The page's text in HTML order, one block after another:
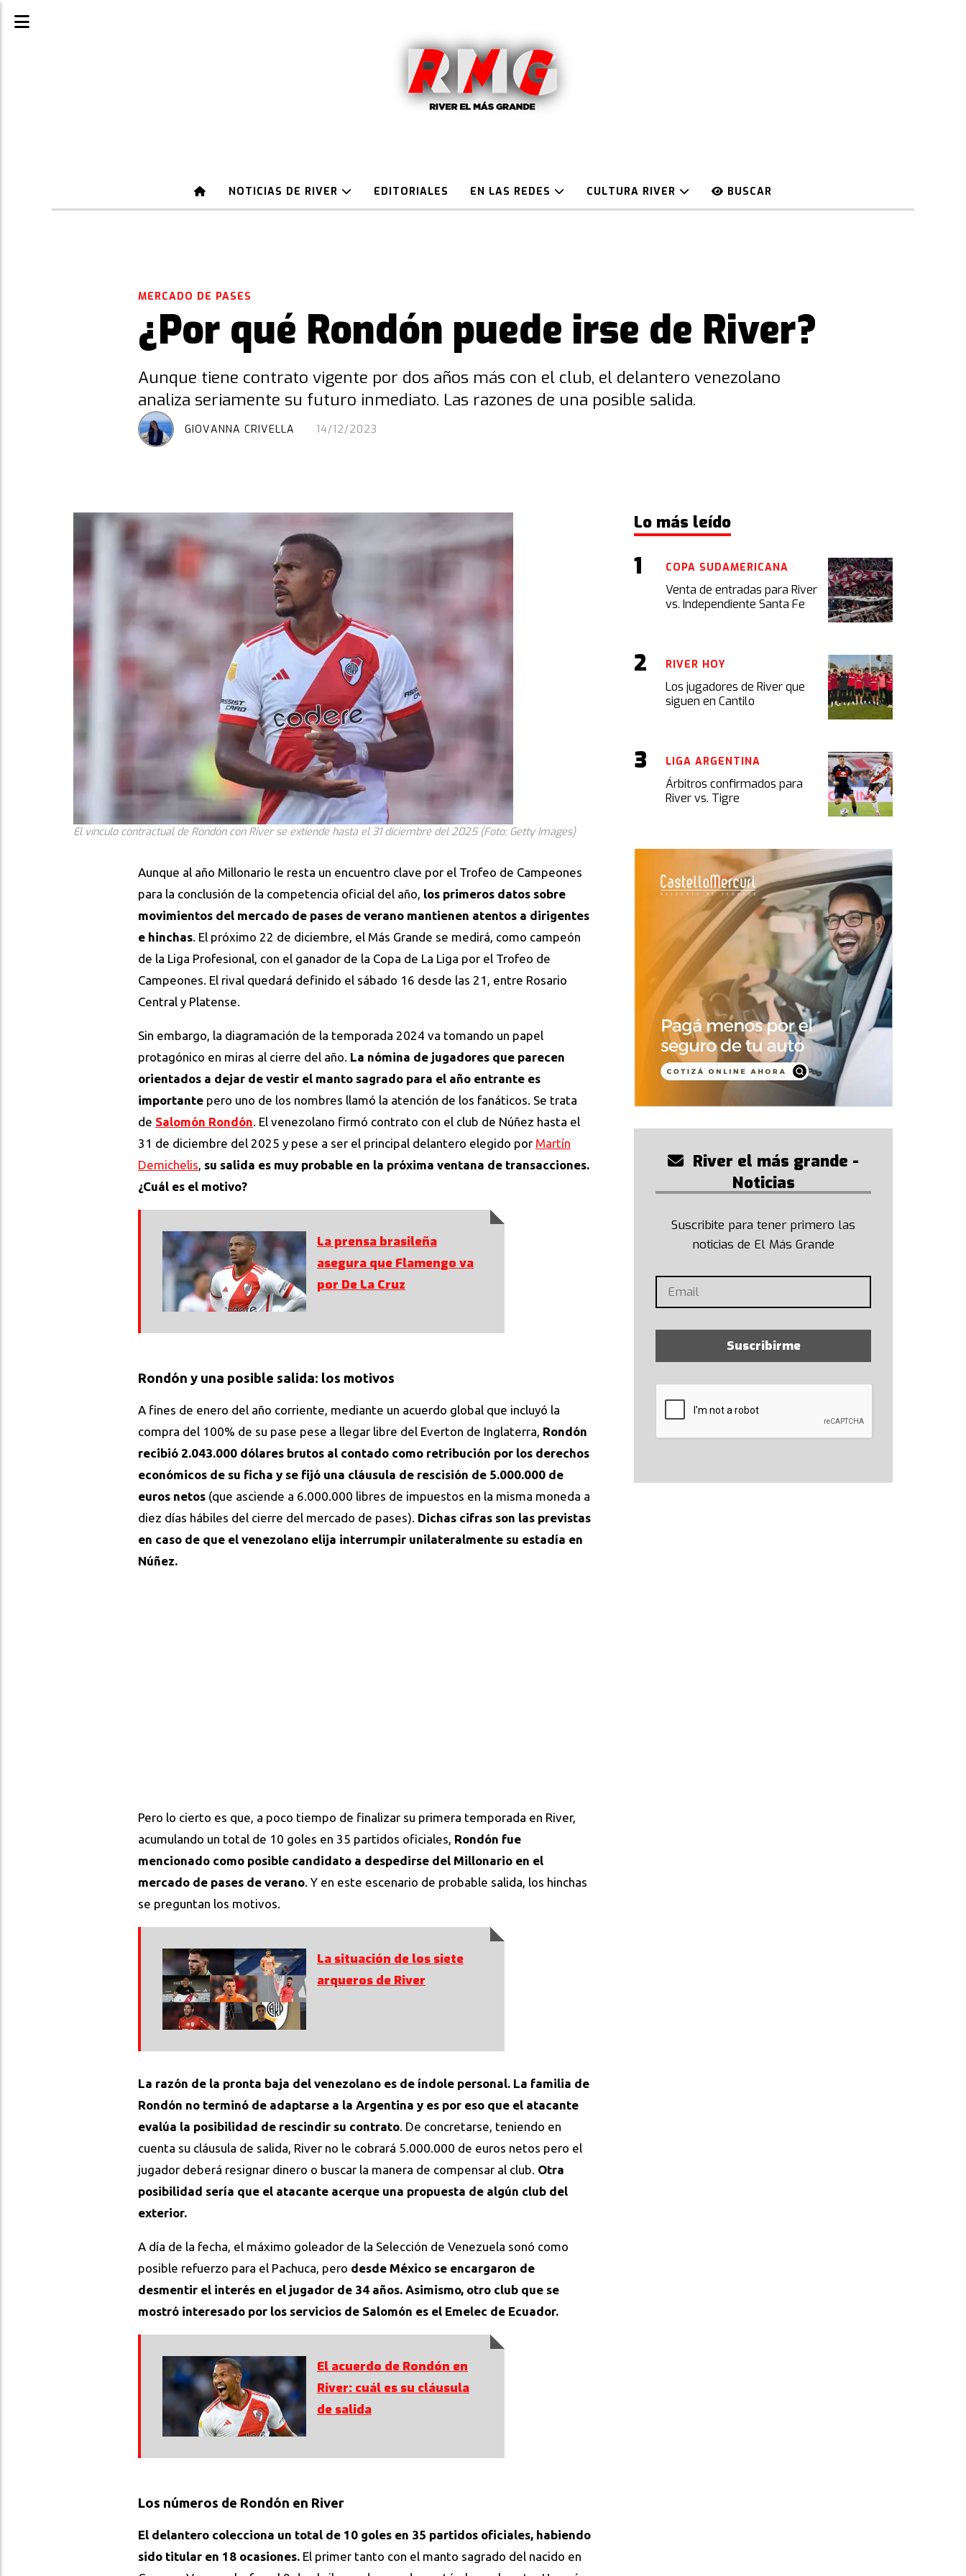
NOTICIAS DE RIVER EDITORIALES EN LAS REDES CULTURA RIVER BUSCAR
¿Por qué Rondón puede irse de River?
Aunque tiene contrato vigente por dos años más con el club, el delantero venezolano
analiza seriamente su futuro inmediato. Las razones de una posible salida.
MERCADO DE PASES
14/12/2023
GIOVANNA CRIVELLA
El vínculo contractual de Rondón con River se extiende hasta el 31 diciembre del 2025 (Foto: Getty Images)
Aunque al año Millonario le resta un encuentro clave por el Trofeo de Campeones
para la conclusión de la competencia oficial del año, los primeros datos sobre
movimientos del mercado de pases de verano mantienen atentos a dirigentes
e hinchas. El próximo 22 de diciembre, el Más Grande se medirá, como campeón
de la Liga Profesional, con el ganador de la Copa de La Liga por el Trofeo de
Campeones. El rival quedará definido el sábado 16 desde las 21, entre Rosario
Central y Platense.
Sin embargo, la diagramación de la temporada 2024 va tomando un papel
protagónico en miras al cierre del año. La nómina de jugadores que parecen
orientados a dejar de vestir el manto sagrado para el año entrante es
importante pero uno de los nombres llamó la atención de los fanáticos. Se trata
de Salomón Rondón. El venezolano firmó contrato con el club de Núñez hasta el
31 de diciembre del 2025 y pese a ser el principal delantero elegido por Martín
Demichelis, su salida es muy probable en la próxima ventana de transacciones.
¿Cuál es el motivo?
La prensa brasileña
asegura que Flamengo va
por De La Cruz
Rondón y una posible salida: los motivos
A fines de enero del año corriente, mediante un acuerdo global que incluyó la
compra del 100% de su pase pese a llegar libre del Everton de Inglaterra, Rondón
recibió 2.043.000 dólares brutos al contado como retribución por los derechos
económicos de su ficha y se fijó una cláusula de rescisión de 5.000.000 de
euros netos (que asciende a 6.000.000 libres de impuestos en la misma moneda a
diez días hábiles del cierre del mercado de pases). Dichas cifras son las previstas
en caso de que el venezolano elija interrumpir unilateralmente su estadía en
Núñez.
Pero lo cierto es que, a poco tiempo de finalizar su primera temporada en River,
acumulando un total de 10 goles en 35 partidos oficiales, Rondón fue
mencionado como posible candidato a despedirse del Millonario en el
mercado de pases de verano. Y en este escenario de probable salida, los hinchas
se preguntan los motivos.
La situación de los siete
arqueros de River
La razón de la pronta baja del venezolano es de índole personal. La familia de
Rondón no terminó de adaptarse a la Argentina y es por eso que el atacante
evalúa la posibilidad de rescindir su contrato. De concretarse, teniendo en
cuenta su cláusula de salida, River no le cobrará 5.000.000 de euros netos pero el
jugador deberá resignar dinero o buscar la manera de compensar al club. Otra
posibilidad sería que el atacante acerque una propuesta de algún club del
exterior.
A día de la fecha, el máximo goleador de la Selección de Venezuela sonó como
posible refuerzo para el Pachuca, pero desde México se encargaron de
desmentir el interés en el jugador de 34 años. Asimismo, otro club que se
mostró interesado por los servicios de Salomón es el Emelec de Ecuador.
El acuerdo de Rondón en
River: cuál es su cláusula
de salida
Los números de Rondón en River
El delantero colecciona un total de 10 goles en 35 partidos oficiales, habiendo
sido titular en 18 ocasiones. El primer tanto con el manto sagrado del nacido en
Lo más leído
Venta de entradas para River
vs. Independiente Santa Fe
COPA SUDAMERICANA
Los jugadores de River que
siguen en Cantilo
RIVER HOY
Árbitros confirmados para
River vs. Tigre
LIGA ARGENTINA
River el más grande -
Noticias
Suscribite para tener primero las
noticias de El Más Grande
Suscribirme